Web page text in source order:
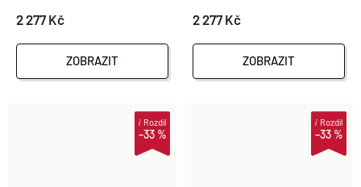
2 277 Kč
ZOBRAZIT
2 277 Kč
ZOBRAZIT
–33 %
iRozdíl
–33 %
iRozdíl